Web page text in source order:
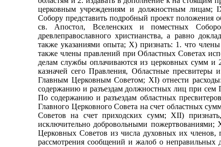
церковным учреждениям и должностным лицам;
Собору представить подробный проект положения
св. Апостол, Вселенских и поместных
древлеправославного христианства, а равно
также указаниями опыта; X) признать: 1. что
также члены правлений при Областных Советах
делам службы оплачиваются из церковных сумм
казначей сего Правления, Областные пресвитеры
Главным Церковным Советом; XI) отнести
содержанию и разъездам должностных лиц при сем
По содержанию и разъездам областных
Главного Церковного Совета на счет областных
Советов на счет приходских сумм; XII)
исключительно добровольными пожертвованиями;
Церковных Советов из числа духовных их
рассмотрения сообщений и жалоб о